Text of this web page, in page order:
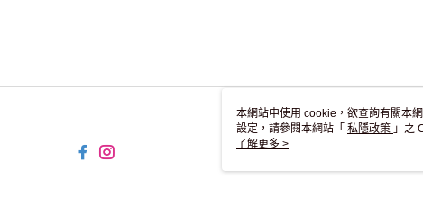
本網站中使用 cookie，欲查詢有關本
設定，請參閱本網站「 私隱政策 」之
用 cookie。
了解更多 >